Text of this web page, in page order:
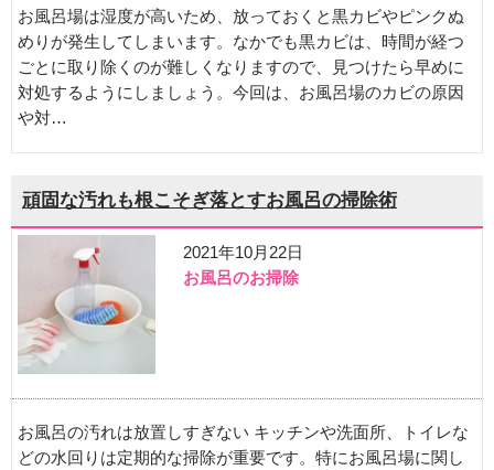
お風呂場は湿度が高いため、放っておくと黒カビやピンクぬ
めりが発生してしまいます。なかでも黒カビは、時間が経つ
ごとに取り除くのが難しくなりますので、見つけたら早めに
対処するようにしましょう。今回は、お風呂場のカビの原因
や対…
頑固な汚れも根こそぎ落とすお風呂の掃除術
2021年10月22日
お風呂のお掃除
お風呂の汚れは放置しすぎない キッチンや洗面所、トイレな
どの水回りは定期的な掃除が重要です。特にお風呂場に関し